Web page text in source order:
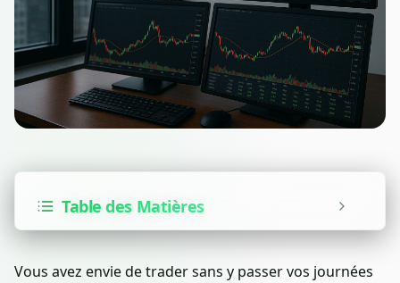
Table des Matières
Vous avez envie de trader sans y passer vos journées